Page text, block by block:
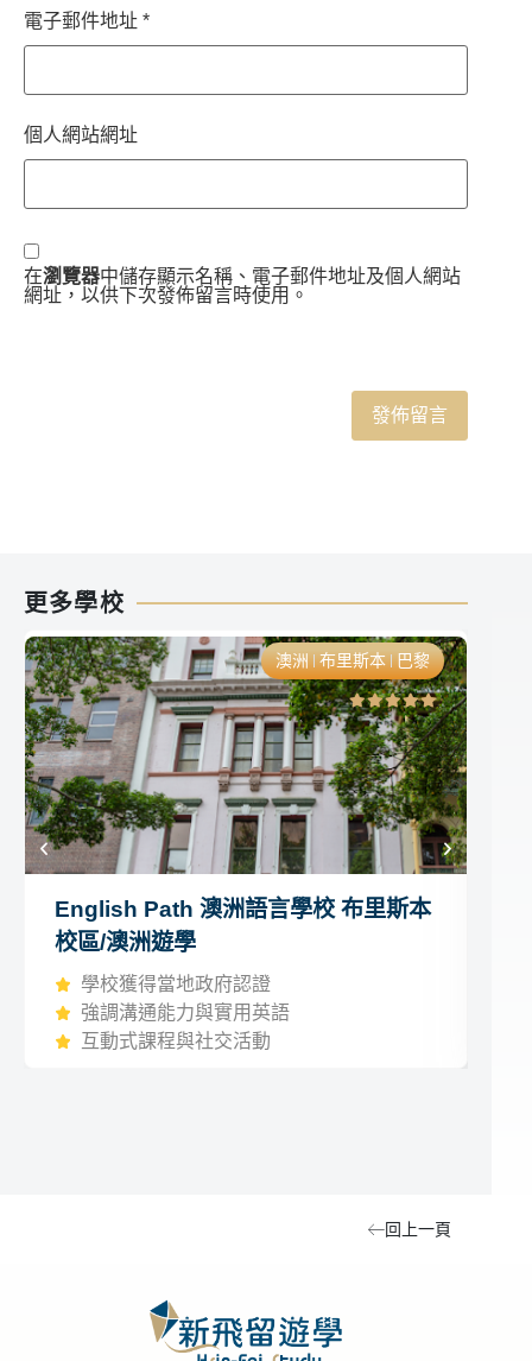
電子郵件地址 *
個人網站網址
在瀏覽器中儲存顯示名稱、電子郵件地址及個人網站
網址，以供下次發佈留言時使用。
更多學校
澳洲 布里斯本 巴黎
English Path 澳洲語言學校 布里斯本
校區/澳洲遊學
學校獲得當地政府認證
強調溝通能力與實用英語
互動式課程與社交活動
回上一頁